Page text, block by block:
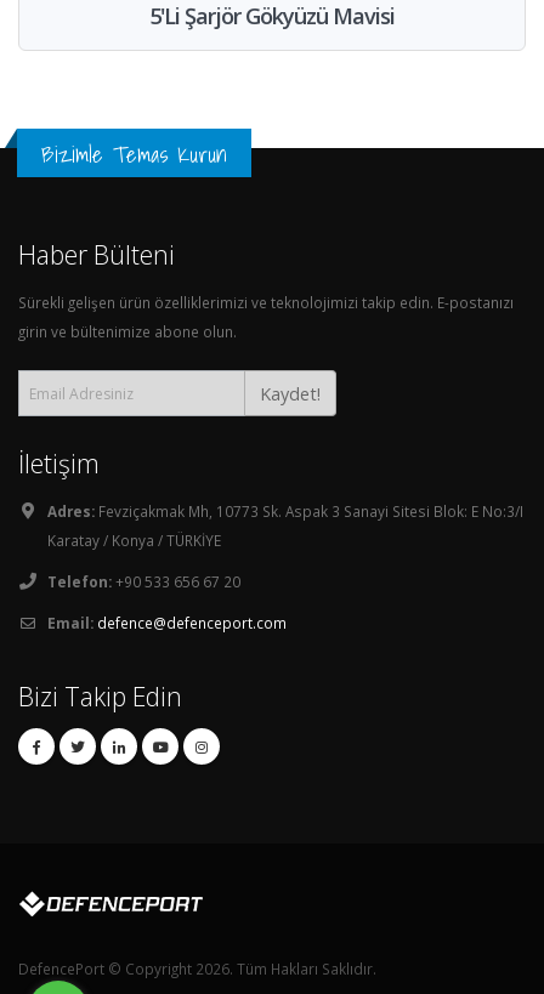
5'Li Şarjör Gökyüzü Mavisi
Bizimle Temas Kurun
Haber Bülteni
Sürekli gelişen ürün özelliklerimizi ve teknolojimizi takip edin. E-postanızı
girin ve bültenimize abone olun.
Kaydet!
İletişim
Adres: Fevziçakmak Mh, 10773 Sk. Aspak 3 Sanayi Sitesi Blok: E No:3/I
Karatay / Konya / TÜRKİYE
Telefon:+90 533 656 67 20
Email: defence@defenceport.com
Bizi Takip Edin
DefencePort © Copyright 2026. Tüm Hakları Saklıdır.